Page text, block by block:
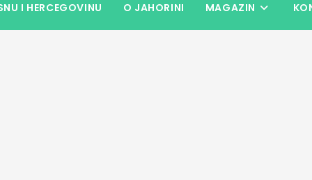
I HERCEGOVINU O JAHORINI MAGAZIN